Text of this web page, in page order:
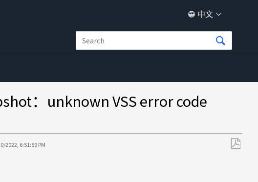
中文
：unknown VSS error code
2022, 6:51:59 PM